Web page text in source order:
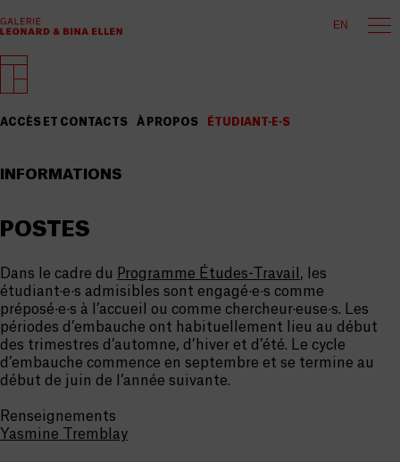
EN
ACCÈS ET CONTACTS À PROPOS ÉTUDIANT·E·S
INFORMATIONS
POSTES
Dans le cadre du Programme Études-Travail , les
étudiant·e·s admisibles sont engagé·e·s comme
préposé·e·s à l’accueil ou comme chercheur·euse·s. Les
périodes d’embauche ont habituellement lieu au début
des trimestres d’automne, d’hiver et d’été. Le cycle
d’embauche commence en septembre et se termine au
début de juin de l’année suivante.
Renseignements
Yasmine Tremblay